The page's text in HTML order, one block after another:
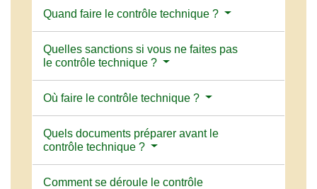
Quand faire le contrôle technique ?
Quelles sanctions si vous ne faites pas
le contrôle technique ?
Où faire le contrôle technique ?
Quels documents préparer avant le
contrôle technique ?
Comment se déroule le contrôle